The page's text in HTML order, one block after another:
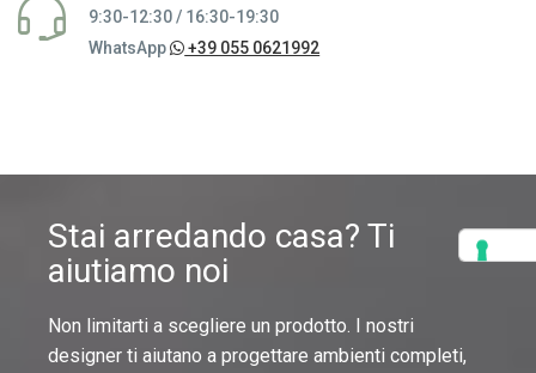
9:30-12:30 / 16:30-19:30
WhatsApp
+39 055 0621992
Stai arredando casa? Ti
aiutiamo noi
Non limitarti a scegliere un prodotto. I nostri
designer ti aiutano a progettare ambienti completi,